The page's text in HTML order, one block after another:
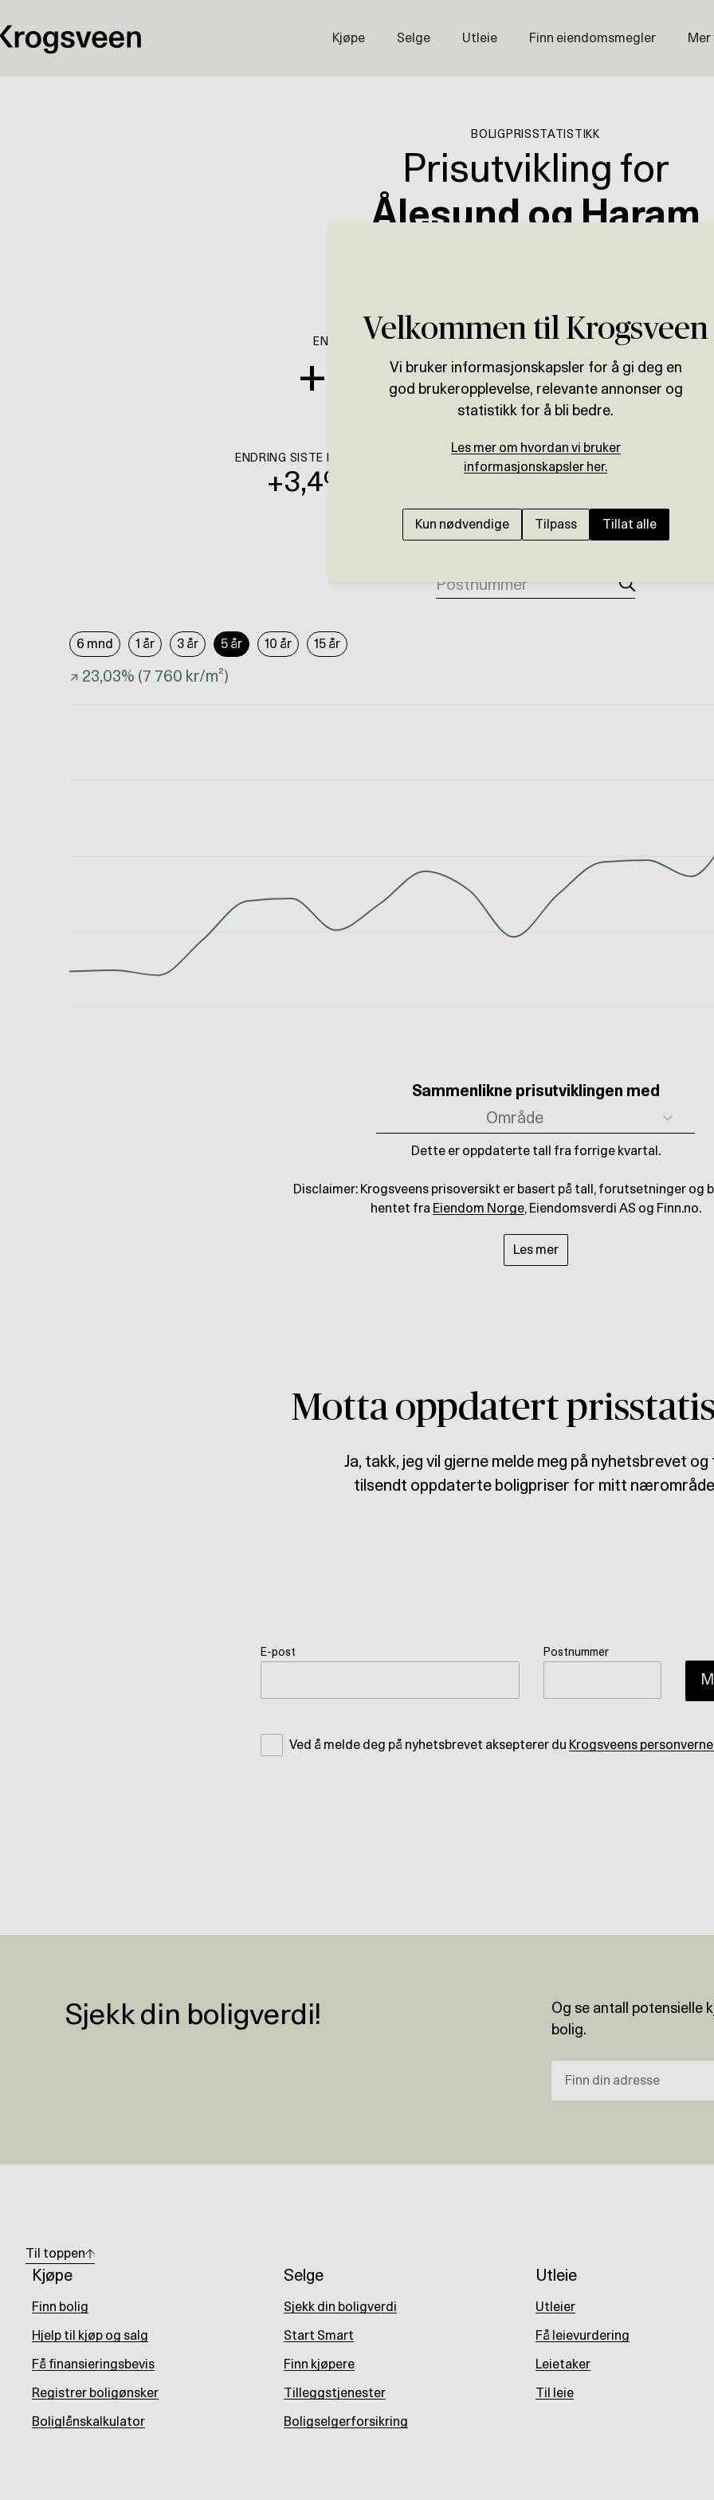
Kjøpe Selge Utleie Finn eiendomsmegler Mer
Magasin
BOLIGPRISSTATISTIKK
Prisutvikling for
Ålesund og Haram
ENDRING SISTE ÅR
+ 5,8% 41
ENDRING SISTE KVARTAL
+3,4% 48 dager
6 mnd 1 år 3 år 5 år 10 år 15 år
↗ 23,03% (7 760 kr/m²)
Sammenlikne prisutviklingen med
Område
Dette er oppdaterte tall fra forrige kvartal.
Disclaimer: Krogsveens prisoversikt er basert på tall, forutsetninger og
hentet fra Eiendom Norge, Eiendomsverdi AS og Finn.no.
Les mer
Motta oppdatert
Ja, takk, jeg vil gjerne melde meg på nyhetsbrevet og
tilsendt oppdaterte boligpriser for mitt
E-post Postnummer
Ved å melde deg på nyhetsbrevet aksepterer du Krogsveens
Sjekk din boligverdi!
Og se antall potensielle
bolig.
Til toppen
Kjøpe
Finn bolig
Hjelp til kjøp og salg
Få finansieringsbevis
Registrer boligønsker
Boliglånskalkulator
Selge
Sjekk din boligverdi
Start Smart
Finn kjøpere
Tilleggstjenester
Boligselgerforsikring
Utleie
Utleier
Få leievurdering
Leietaker
Til leie
Velkommen til Krogsveen
Vi bruker informasjonskapsler for å gi deg en
god brukeropplevelse, relevante annonser og
statistikk for å bli bedre.
Les mer om hvordan vi bruker
informasjonskapsler her.
Kun nødvendige Tilpass Tillat alle